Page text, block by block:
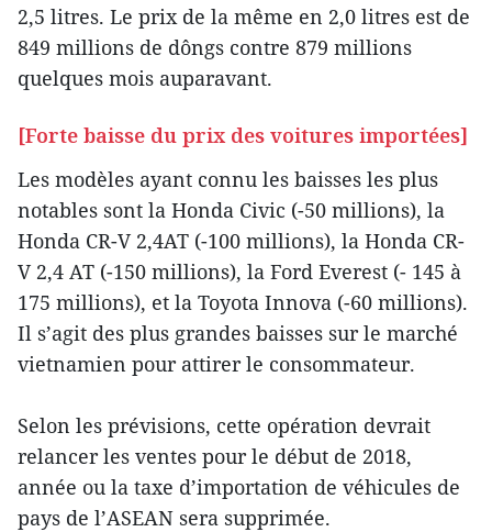
2,5 litres. Le prix de la même en 2,0 litres est de
849 millions de dôngs contre 879 millions
quelques mois auparavant.
[Forte baisse du prix des voitures importées]
Les modèles ayant connu les baisses les plus
notables sont la Honda Civic (-50 millions), la
Honda CR-V 2,4AT (-100 millions), la Honda CR-
V 2,4 AT (-150 millions), la Ford Everest (- 145 à
175 millions), et la Toyota Innova (-60 millions).
Il s’agit des plus grandes baisses sur le marché
vietnamien pour attirer le consommateur.
Selon les prévisions, cette opération devrait
relancer les ventes pour le début de 2018,
année ou la taxe d’importation de véhicules de
pays de l’ASEAN sera supprimée.